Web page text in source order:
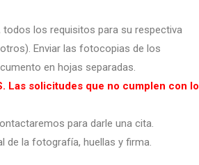
todos los requisitos para su respectiva
Enviar las fotocopias de los
en hojas separadas.
Las solicitudes que no cumplen con lo
para darle una cita.
de lafotografía,huellasyfirma